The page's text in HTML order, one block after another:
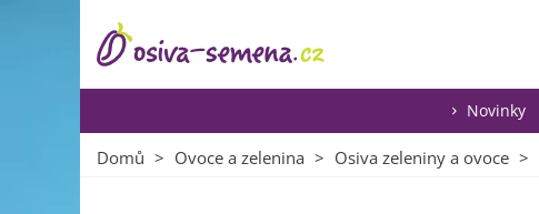
Novinky
Domů > Ovoce a zelenina > Osiva zeleniny a ovoce >